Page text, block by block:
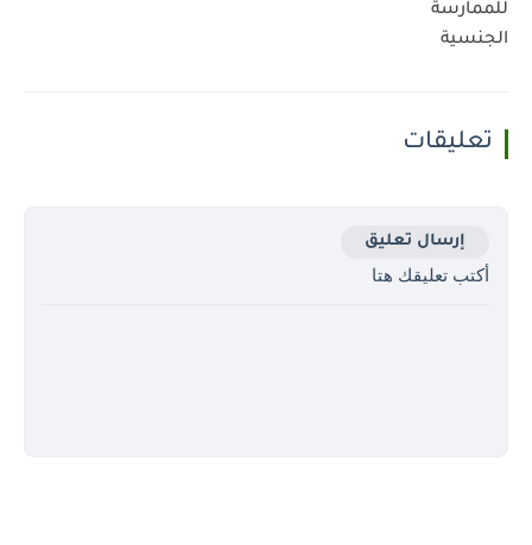
للممارسة
الجنسية
تعليقات
إرسال تعليق
أكتب تعليقك هتا